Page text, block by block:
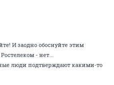
И заодно обоснуйте этим
- нет...
люди подтверждают какими-то